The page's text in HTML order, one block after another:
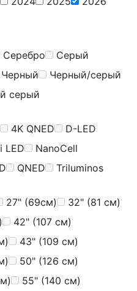
Серебро
Серый
Черный
Черный/серый
серый
4K QNED
D-LED
LED
NanoCell
QNED
Triluminos
27" (69см)
32" (81 см)
42" (107 см)
43" (109 см)
50" (126 см)
55" (140 см)